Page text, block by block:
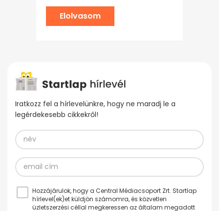
Elolvasom
Iratkozz fel a hírlevelünkre, hogy ne maradj le a
legérdekesebb cikkekről!
Hozzájárulok, hogy a Central Médiacsoport Zrt. Startlap
hírlevel(ek)et küldjön számomra, és közvetlen
üzletszerzési céllal megkeressen az általam megadott